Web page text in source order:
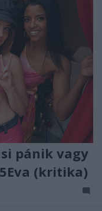
pánik vagy
(kritika)